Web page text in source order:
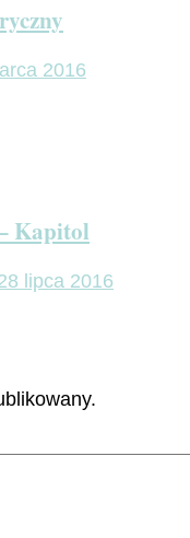
2016
Kapitol
lipca 2016